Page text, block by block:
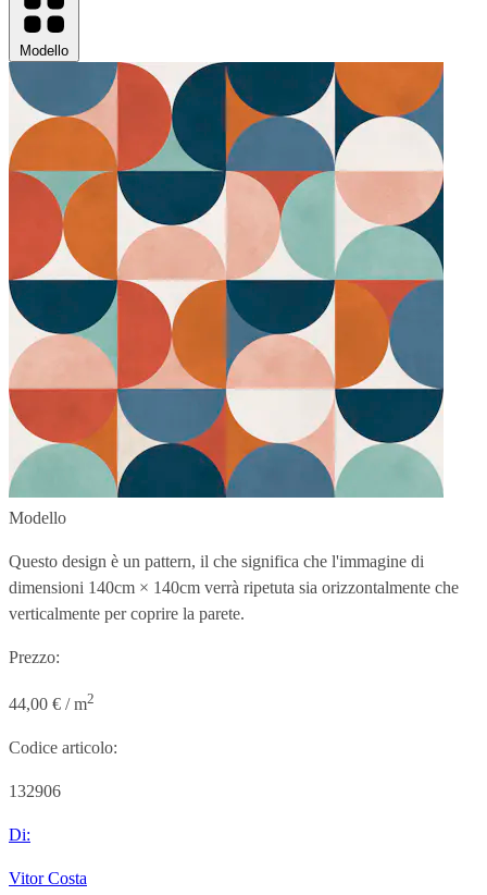
Modello
Modello
Questo design è un pattern, il che significa che l'immagine di
dimensioni 140cm × 140cm verrà ripetuta sia orizzontalmente che
verticalmente per coprire la parete.
Prezzo:
44,00 € / m2
Codice articolo:
132906
Di:
Vitor Costa